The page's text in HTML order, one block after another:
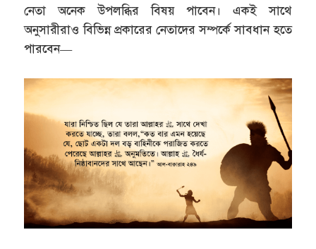
নেতা অনেক উপলব্ধির বিষয় পাবেন। একই সাথে
অনুসারীরাও বিভিন্ন প্রকারের নেতাদের সম্পর্কে সাবধান হতে
পারবেন—